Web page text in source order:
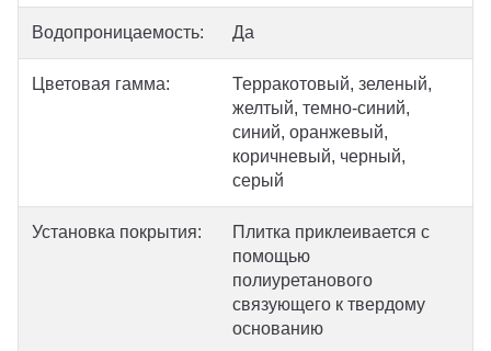
Водопроницаемость: Да
Цветовая гамма:
Терракотовый, зеленый,
желтый, темно-синий,
синий, оранжевый,
коричневый, черный,
серый
Установка покрытия:
Плитка приклеивается с
помощью
полиуретанового
связующего к твердому
основанию